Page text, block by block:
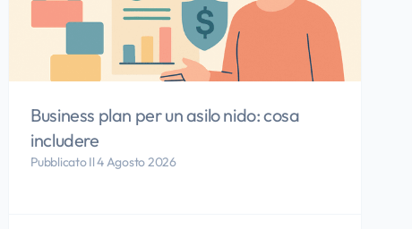
Business plan per un asilo nido: cosa
includere
Pubblicato Il 4 Agosto 2026